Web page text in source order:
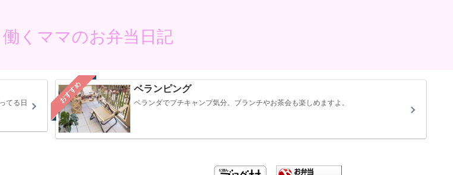
くママのお弁当日記
てる日
おすすめ ベランピング
ベランダでプチキャンプ気分。ブランチやお茶会も楽しめますよ。